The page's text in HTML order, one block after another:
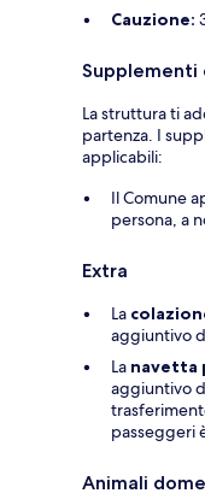
Cauzione:
La struttura ti
partenza. I
applicabili:
Il Comune
persona, a
Extra
La
aggiuntivo
La navetta
aggiuntivo
passeggeri
Animali